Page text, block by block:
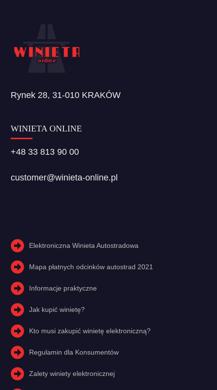
Rynek 28, 31-010 KRAKÓW
WINIETA ONLINE
+48 33 813 90 00
customer@winieta-online.pl
Elektroniczna Winieta Autostradowa
Mapa płatnych odcinków autostrad 2021
Informacje praktyczne
Jak kupić winietę?
Kto musi zakupić winietę elektroniczną?
Regulamin dla Konsumentów
Zalety winiety elektronicznej